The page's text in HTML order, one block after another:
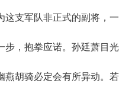
支军队非正式的副将，一
步，抱拳应诺。孙廷萧目光
燕胡骑必定会有所异动。若